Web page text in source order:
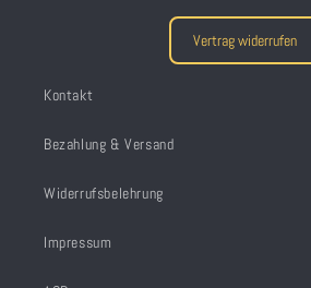
Vertrag widerrufen
Kontakt
Bezahlung & Versand
Widerrufsbelehrung
Impressum